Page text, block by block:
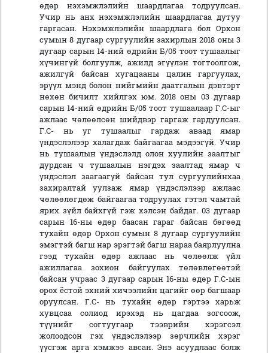
өдөр нэхэмжлэлийн шаардлагаа тодруулсан.
Учир нь анх нэхэмжлэлийн шаардлагаа дутуу
гаргасан. Нэхэмжлэлийн шаардлага бол Орхон
сумын 8 дугаар сургуулийн захирлын 2018 оны 3
дугаар сарын 14-ний өдрийн Б/05 тоот тушаалыг
хүчингүй болгуулж, ажилд эгүүлэн тогтоолгож,
ажилгүй байсан хугацааны цалин гаргуулах,
эрүүл мэнд болон нийгмийн даатгалын дэвтэрт
нөхөн бичилт хийлгэх юм. 2018 оны 03 дугаар
сарын 14-ний өдрийн Б/05 тоот тушаалаар Г.С-ыг
ажлаас чөлөөлсөн шийдвэр гаргаж гардуулсан.
Г.С- нь уг тушаалыг гардаж аваад ямар
үндэслэлээр халагдаж байгаагаа мэдээгүй. Учир
нь тушаалын үндэслэлд олон хуулийн заалтыг
дурдсан ч тушаалын нэгдэх заалтад ямар ч
үндэслэл заагаагүй байсан тул сургуулийнхаа
захиралтай уулзаж ямар үндэслэлээр ажлаас
чөлөөлөгдөж байгаагаа тодруулах гэтэл чамтай
ярих зүйл байхгүй гэж хэлсэн байдаг. 03 дугаар
сарын 16-ны өдөр баасан гараг байсан бөгөөд
тухайн өдөр Орхон сумын 8 дугаар сургуулийн
эмэгтэй багш нар эрэгтэй багш нараа баярлуулна
гээд тухайн өдөр ажлаас нь чөлөөлж үйл
ажиллагаа зохион байгуулах төлөвлөгөөтэй
байсан учраас 3 дугаар сарын 16-ны өдөр Г.С-ын
орох ёстой эхний хичээлийн цагийг өөр багшаар
оруулсан. Г.С- нь тухайн өдөр гэртээ харьж
хувцсаа солиод ирэхэд нь цагдаа зогсоож,
түүнийг согтуугаар тээврийн хэрэгсэл
жолоодсон гэх үндэслэлээр зөрчлийн хэрэг
үүсгэж арга хэмжээ авсан. Энэ асуудлаас болж